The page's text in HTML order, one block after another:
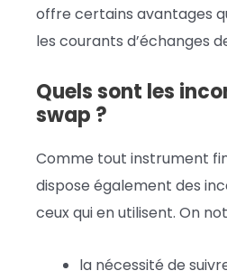
offre certains avantages
les courants d’échanges
Quels sont les
swap ?
Comme tout instrument
dispose également des
ceux qui en utilisent. On
la nécessité de